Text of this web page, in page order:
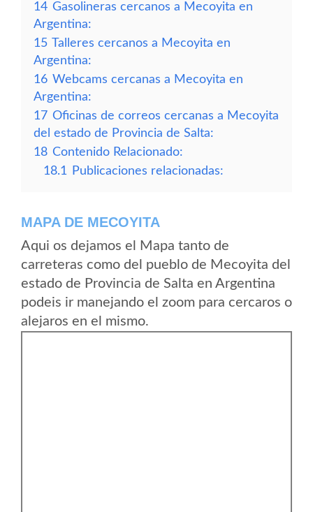
14 Gasolineras cercanos a Mecoyita en
Argentina:
15 Talleres cercanos a Mecoyita en
Argentina:
16 Webcams cercanas a Mecoyita en
Argentina:
17 Oficinas de correos cercanas a Mecoyita
del estado de Provincia de Salta:
18 Contenido Relacionado:
18.1
Publicaciones relacionadas:
MAPA DE MECOYITA
Aqui os dejamos el Mapa tanto de
carreteras como del pueblo de Mecoyita del
estado de Provincia de Salta en Argentina
podeis ir manejando el zoom para cercaros o
alejaros en el mismo.